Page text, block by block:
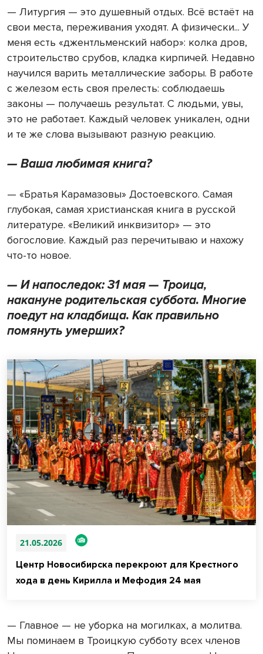
— Литургия — это душевный отдых. Всё встаёт на
свои места, переживания уходят. А физически... У
меня есть «джентльменский набор»: колка дров,
строительство срубов, кладка кирпичей. Недавно
научился варить металлические заборы. В работе
с железом есть своя прелесть: соблюдаешь
законы — получаешь результат. С людьми, увы,
это не работает. Каждый человек уникален, одни
и те же слова вызывают разную реакцию.
— Ваша любимая книга?
— «Братья Карамазовы» Достоевского. Самая
глубокая, самая христианская книга в русской
литературе. «Великий инквизитор» — это
богословие. Каждый раз перечитываю и нахожу
что-то новое.
— И напоследок: 31 мая — Троица,
накануне родительская суббота. Многие
поедут на кладбища. Как правильно
помянуть умерших?
21.05.2026
Центр Новосибирска перекроют для Крестного
хода в день Кирилла и Мефодия 24 мая
— Главное — не уборка на могилках, а молитва.
Мы поминаем в Троицкую субботу всех членов